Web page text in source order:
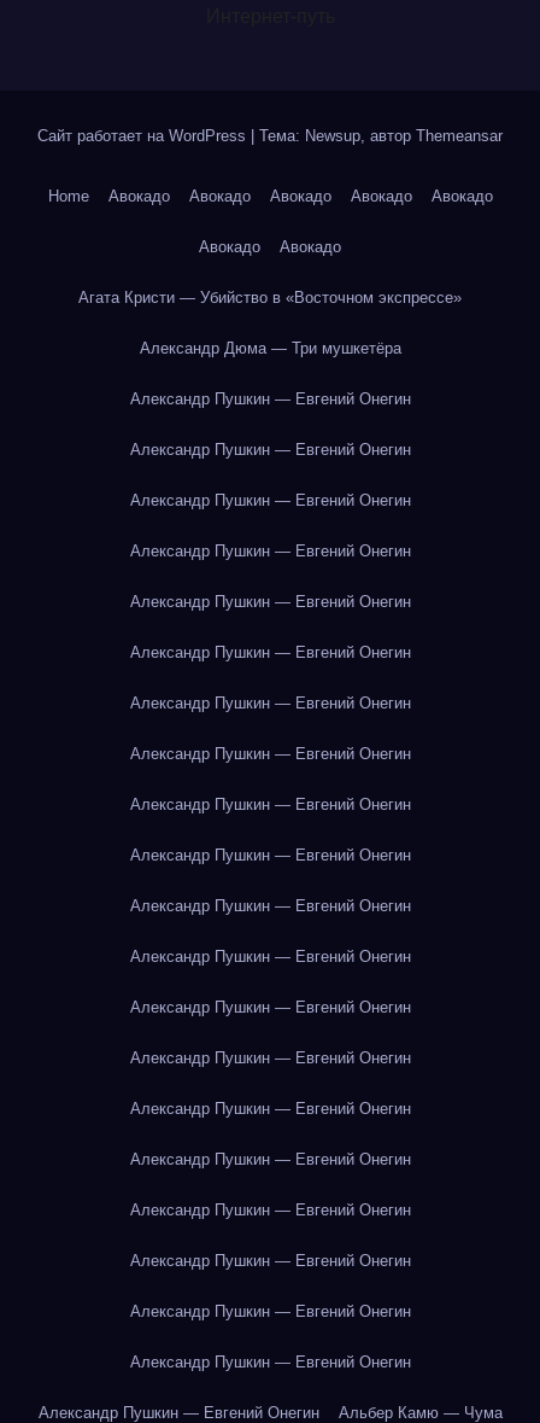
Сайт работает на WordPress Тема: Newsup, автор Themeansar
Home Авокадо Авокадо Авокадо Авокадо Авокадо
Авокадо Авокадо
Агата Кристи — Убийство в «Восточном экспрессе»
Александр Дюма — Три мушкетёра
Александр Пушкин — Евгений Онегин
Александр Пушкин — Евгений Онегин
Александр Пушкин — Евгений Онегин
Александр Пушкин — Евгений Онегин
Александр Пушкин — Евгений Онегин
Александр Пушкин — Евгений Онегин
Александр Пушкин — Евгений Онегин
Александр Пушкин — Евгений Онегин
Александр Пушкин — Евгений Онегин
Александр Пушкин — Евгений Онегин
Александр Пушкин — Евгений Онегин
Александр Пушкин — Евгений Онегин
Александр Пушкин — Евгений Онегин
Александр Пушкин — Евгений Онегин
Александр Пушкин — Евгений Онегин
Александр Пушкин — Евгений Онегин
Александр Пушкин — Евгений Онегин
Александр Пушкин — Евгений Онегин
Александр Пушкин — Евгений Онегин
Александр Пушкин — Евгений Онегин
Александр Пушкин — Евгений Онегин Альбер Камю — Чума